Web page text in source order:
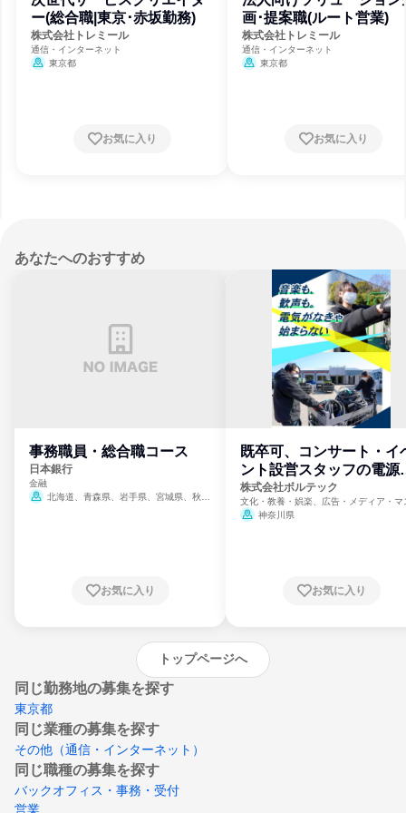
ー(総合職|東京･赤坂勤務)
株式会社トレミール
通信・インターネット
東京都
お気に入り
画･提案職(ルート営業)
株式会社トレミール
通信・インターネット
東京都
お気に入り
あなたへのおすすめ
事務職員・総合職コース
日本銀行
金融
北海道、青森県、岩手県、宮城県、秋田
崎県、熊本県、大分県、宮崎県、鹿児島県、
お気に入り
既卒可、コンサート・イ
ント設営スタッフの電源
門
株式会社ボルテック
文化・教養・娯楽、広告・メディア・マ
ミ、電力・ガス・水道・エネルギー
神奈川県
お気に入り
トップページへ
同じ勤務地の募集を探す
東京都
同じ業種の募集を探す
その他（通信・インターネット）
同じ職種の募集を探す
バックオフィス・事務・受付
営業